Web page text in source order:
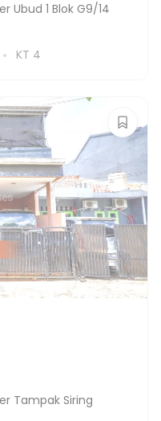
Ubud 1 Blok G9/14
KT 4
Tampak Siring